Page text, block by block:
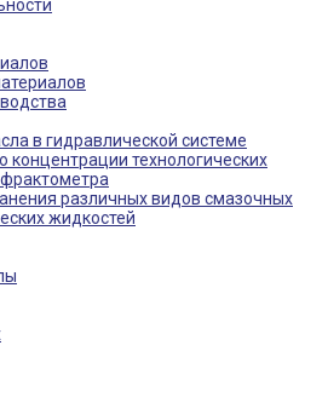
в гидравлической системе
концентрации технологических
различных видов смазочных
жидкостей